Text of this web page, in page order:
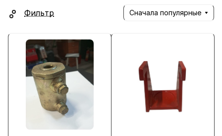
Фильтр Сначала популярные